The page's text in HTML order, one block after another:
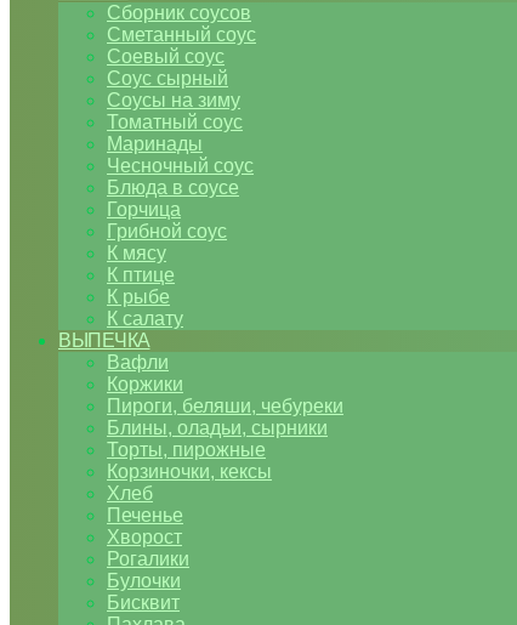
Сборник соусов
Сметанный соус
Соевый соус
Соус сырный
Соусы на зиму
Томатный соус
Маринады
Чесночный соус
Блюда в соусе
Горчица
Грибной соус
К мясу
К птице
К рыбе
К салату
ВЫПЕЧКА
Вафли
Коржики
Пироги, беляши, чебуреки
Блины, оладьи, сырники
Торты, пирожные
Корзиночки, кексы
Хлеб
Печенье
Хворост
Рогалики
Булочки
Бисквит